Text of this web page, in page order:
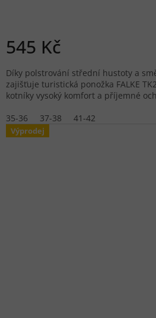
545 Kč
Díky polstrování střední hustoty a
zajišťuje turistická ponožka FALKE
kotníky vysoký komfort a příjemné
35-36
37-38 41-42
Výprodej